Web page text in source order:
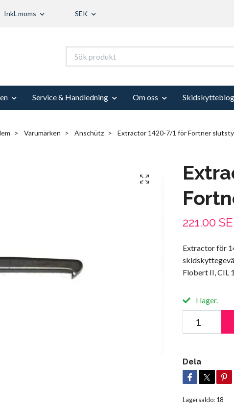
Inkl. moms SEK
Service & Handledning Om oss
Varumärken Anschütz Extractor 1420-7/1 för Fortner
221.00
Extractor för
Flobert II, CIL
I lager.
Dela
Lagersaldo: 18